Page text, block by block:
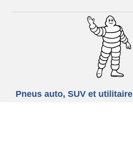
Pneus auto, SUV et utilitaire